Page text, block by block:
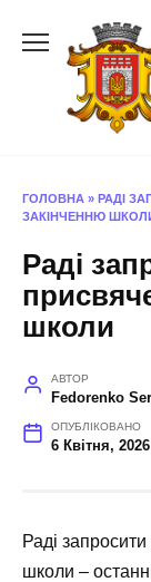
ГОЛОВНА » РАДІ
ЗАКІНЧЕННЮ
Раді
школи
АВТОР
Fedorenko
ОПУБЛІКОВАНО
6 Квітня, 2026
Раді
школи –